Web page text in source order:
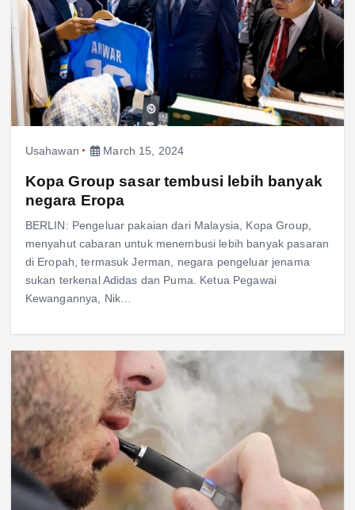
Usahawan March 15, 2024
Kopa Group sasar tembusi lebih banyak
negara Eropa
BERLIN: Pengeluar pakaian dari Malaysia, Kopa Group,
menyahut cabaran untuk menembusi lebih banyak pasaran
di Eropah, termasuk Jerman, negara pengeluar jenama
sukan terkenal Adidas dan Puma. Ketua Pegawai
Kewangannya, Nik…